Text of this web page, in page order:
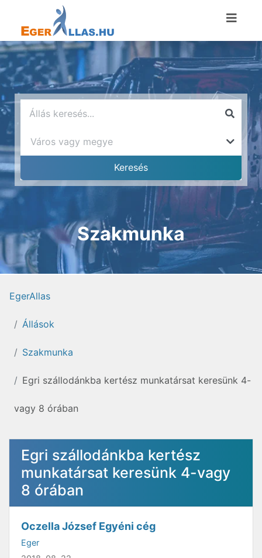
Szakmunka
EgerAllas
Állások
Szakmunka
Egri szállodánkba kertész munkatársat keresünk 4-
vagy 8 órában
Egri szállodánkba kertész
munkatársat keresünk 4-vagy
8 órában
Oczella József Egyéni cég
Eger